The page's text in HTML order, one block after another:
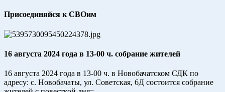
Присоединяйся к СВОим
16 августа 2024 года в 13-00 ч. собрание жителей
16 августа 2024 года в 13-00 ч. в Новобачатском СДК по
адресу: с. Новобачаты, ул. Советская, 6Д состоится собрание